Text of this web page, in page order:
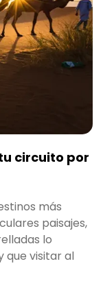
circuito por
más
paisajes,
lo
que visitar al